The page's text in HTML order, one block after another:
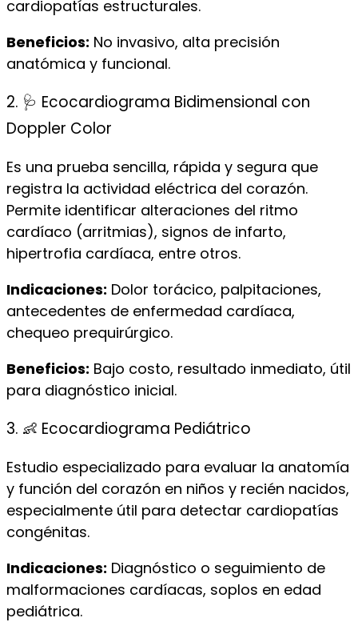
cardiopatías estructurales.
Beneficios: No invasivo, alta precisión
anatómica y funcional.
2. 🩺 Ecocardiograma Bidimensional con
Doppler Color
Es una prueba sencilla, rápida y segura que
registra la actividad eléctrica del corazón.
Permite identificar alteraciones del ritmo
cardíaco (arritmias), signos de infarto,
hipertrofia cardíaca, entre otros.
Indicaciones: Dolor torácico, palpitaciones,
antecedentes de enfermedad cardíaca,
chequeo prequirúrgico.
Beneficios: Bajo costo, resultado inmediato, útil
para diagnóstico inicial.
3. 👶 Ecocardiograma Pediátrico
Estudio especializado para evaluar la anatomía
y función del corazón en niños y recién nacidos,
especialmente útil para detectar cardiopatías
congénitas.
Indicaciones: Diagnóstico o seguimiento de
malformaciones cardíacas, soplos en edad
pediátrica.